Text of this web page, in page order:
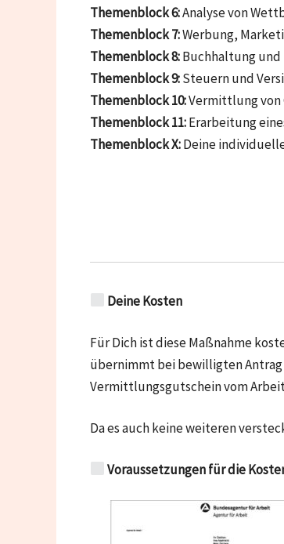
Themenblock 6:Analyse von
Themenblock 7:Werbung,
Themenblock 8:Buchhaltung und
Themenblock 9:Steuern und
Themenblock 10:Vermittlung von
Themenblock 11:Erarbeitung
Themenblock X:Deine
Deine Kosten
Für Dich ist diese Maßnahme
übernimmt bei bewilligten Antrag
Vermittlungsgutschein vom
Da es auch keine weiteren
Voraussetzungen für die